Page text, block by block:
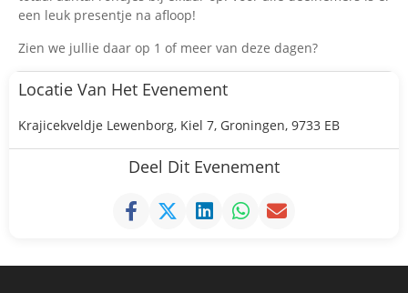
een leuk presentje na afloop!
Zien we jullie daar op 1 of meer van deze dagen?
Locatie Van Het Evenement
Krajicekveldje Lewenborg, Kiel 7, Groningen, 9733 EB
Deel Dit Evenement